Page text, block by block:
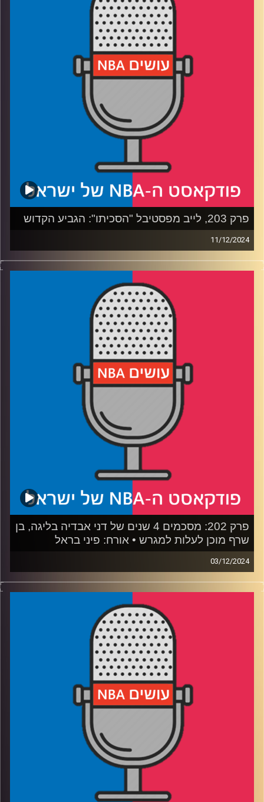
רבע 3: בוחרים 24 שחקנים לאולסטאר – במערב צפוף, במזרח
רבע 4: שרודר בווריורס, ומי הבא בתור – באטלר, ואולי בכלל
פרק 203, לייב מפסטיבל "הסכיתו": הגביע הקדוש
11/12/2024
פודקאסט האן.בי.איי עם ערן סורוקה, שרון דוידוביץ', משה
דוידוביץ' ועידן לוצקי, בשיתוף קול האוניברסיטה.
רבע 4: המיקרופון לקהל – ישראלים, חילופי דורות וג'ואל
קרדיט תמונות:עידן לוצקי
פרק 202: מסכמים 4 שנים של דני אבדיה בליגה, בן
שרף מוכן לעלות למגרש • אורח: פיני בראל
03/12/2024
פודקאסט האן.בי.איי עם ערן סורוקה, שרון דוידוביץ', משה
דוידוביץ' ועידן לוצקי, בשיתוף קול האוניברסיטה.
אורח: פיני בראל / ספורט באיכות גבוהה / #מעקבדיה
רבע 1: יומן מסע – מציינים 4 שנים של דני אבדיה בליגה
הטובה בעולם, מה עבר ומה עוד מצפה לו, בן שרף מקבל
החלטות נכונות בדרך לבחירת סיבוב ראשון
רבע 2: רוצות יותר מהמצופה – יוסטון סוגרת על הת'נדר, ממפיס
תופסת תאוצה, וומבי רוצה פלייאוף כבר העונה
קליבלנד שומרת על המקום הראשון
רבע 4: החיים עצמם – איך משחק הפנטזי הפך לחלק כל כך